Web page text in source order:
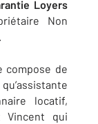
Loyers
Non
compose de
locatif,
Vincent qui